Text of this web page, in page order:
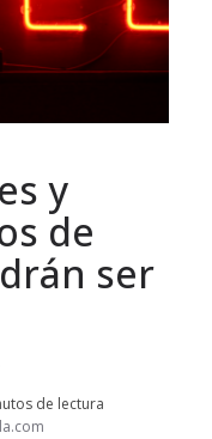
y
de
ser
de lectura